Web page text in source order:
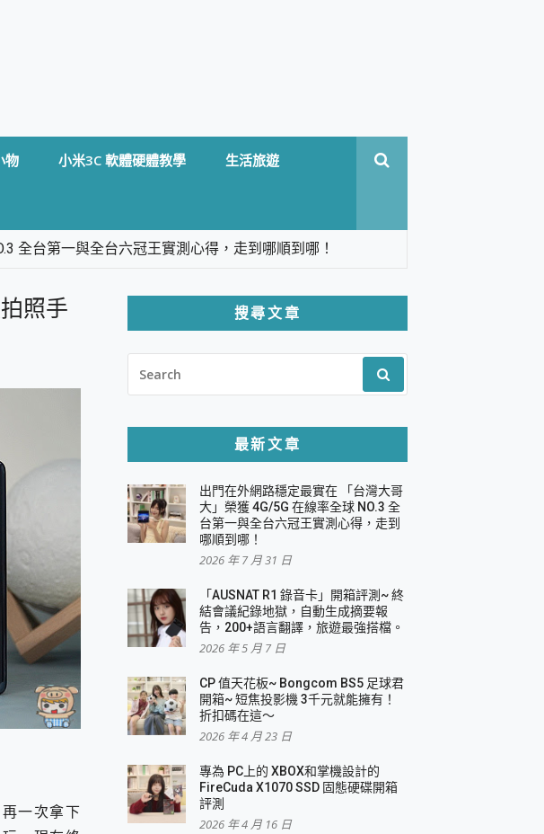
物 小米3C 軟體硬體教學 生活旅遊
全台第一與全台六冠王實測心得，走到哪順到哪！
評測
雲端攝影機 SpotCam Solo 3 2.5K高畫質戶外攝影機 開箱 評
，AI輕薄商務筆電 Copilot+ PC
影像、持久續航與 IP69K 高防護
箱 評測
限定版本 開箱 評測
隨身碟或SD卡
析 × 年末優惠，一篇全看懂
2 幻彩膠囊投影機｜結合「 智慧投影 & 煥彩流動 」的沈浸
盤與 Mercury X 系列 輕量無線電競滑鼠 開箱 評測
面電競螢幕，多工辦公、爽度滿滿的終極桌面體驗
驗證的手機配件品牌
海報徵稿活動」好康大放送
型磁吸無線急速行動電源 開箱 評測
開箱 評測
援 iOS/Android！
費送你 300分鐘轉寫
趕快來AGI亞奇雷挑戰任務抽 PS5！
無線急速行動電源 開箱 評測
給您優異的安全性與強大供電效能
」 4K IPS 輕薄商用智慧聯網螢幕 開箱 評測
照手
一次拿下
搜尋文章
FOR:
最新文章
出門在外網路穩定最實在 「台灣大哥
大」榮獲 4G/5G 在線率全球 NO.3 全
台第一與全台六冠王實測心得，走到
哪順到哪！
2026 年 7 月 31 日
「AUSNAT R1 錄音卡」開箱評測~ 終
結會議紀錄地獄，自動生成摘要報
告，200+語言翻譯，旅遊最強搭檔。
2026 年 5 月 7 日
CP 值天花板~ Bongcom BS5 足球君
開箱~ 短焦投影機 3千元就能擁有！
折扣碼在這～
2026 年 4 月 23 日
專為 PC上的 XBOX和掌機設計的
FireCuda X1070 SSD 固態硬碟開箱
評測
2026 年 4 月 16 日